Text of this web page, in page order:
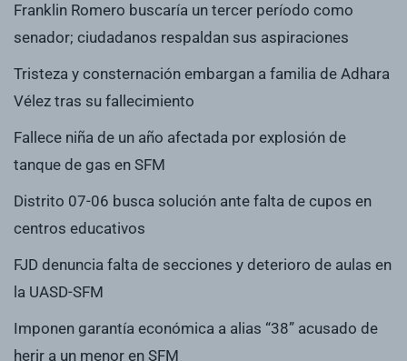
Franklin Romero buscaría un tercer período como
senador; ciudadanos respaldan sus aspiraciones
Tristeza y consternación embargan a familia de Adhara
Vélez tras su fallecimiento
Fallece niña de un año afectada por explosión de
tanque de gas en SFM
Distrito 07-06 busca solución ante falta de cupos en
centros educativos
FJD denuncia falta de secciones y deterioro de aulas en
la UASD-SFM
Imponen garantía económica a alias “38” acusado de
herir a un menor en SFM